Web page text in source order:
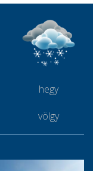
hegy
völgy